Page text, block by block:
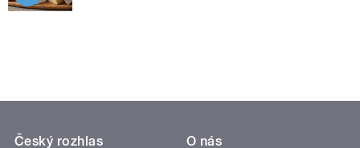
Český rozhlas
O nás